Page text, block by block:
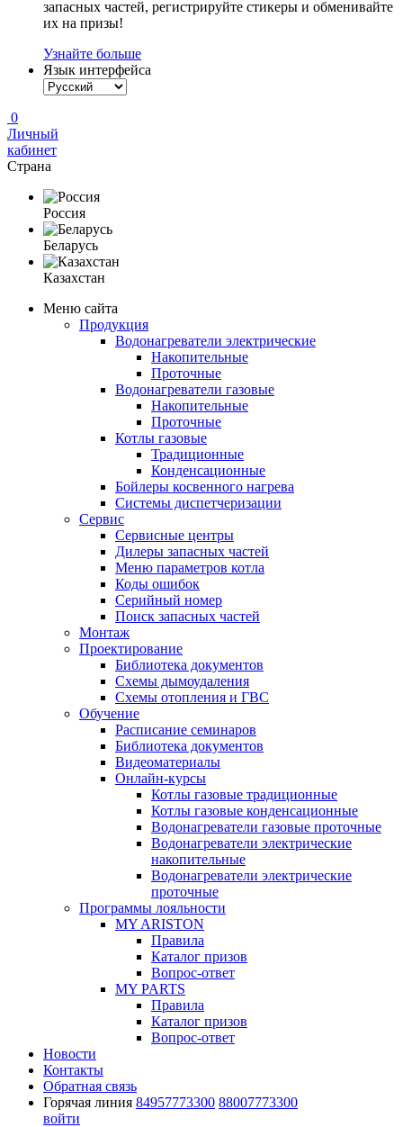
запасных частей, регистрируйте стикеры и обменивайте
их на призы!
Узнайте больше
Язык интерфейса
0
Личный
кабинет
Страна
Россия
Беларусь
Казахстан
Меню сайта
Продукция
Водонагреватели электрические
Накопительные
Проточные
Водонагреватели газовые
Накопительные
Проточные
Котлы газовые
Традиционные
Конденсационные
Бойлеры косвенного нагрева
Системы диспетчеризации
Сервис
Сервисные центры
Дилеры запасных частей
Меню параметров котла
Коды ошибок
Серийный номер
Поиск запасных частей
Монтаж
Проектирование
Библиотека документов
Схемы дымоудаления
Схемы отопления и ГВС
Обучение
Расписание семинаров
Библиотека документов
Видеоматериалы
Онлайн-курсы
Котлы газовые традиционные
Котлы газовые конденсационные
Водонагреватели газовые проточные
Водонагреватели электрические
накопительные
Водонагреватели электрические
проточные
Программы лояльности
MY ARISTON
Правила
Каталог призов
Вопрос-ответ
MY PARTS
Правила
Каталог призов
Вопрос-ответ
Новости
Контакты
Обратная связь
Горячая линия 84957773300 88007773300
войти